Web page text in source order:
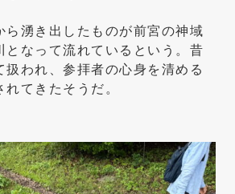
ら湧き出したものが前宮の神域
となって流れているという。昔
扱われ、参拝者の心身を清める
てきたそうだ。